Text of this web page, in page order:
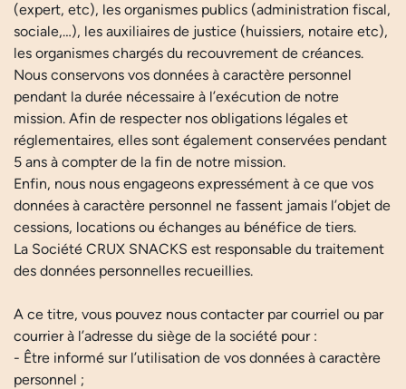
(expert, etc), les organismes publics (administration fiscal,
sociale,…), les auxiliaires de justice (huissiers, notaire etc),
les organismes chargés du recouvrement de créances.
Nous conservons vos données à caractère personnel
pendant la durée nécessaire à l’exécution de notre
mission. Afin de respecter nos obligations légales et
réglementaires, elles sont également conservées pendant
5 ans à compter de la fin de notre mission.
Enfin, nous nous engageons expressément à ce que vos
données à caractère personnel ne fassent jamais l’objet de
cessions, locations ou échanges au bénéfice de tiers.
La Société CRUX SNACKS est responsable du traitement
des données personnelles recueillies.
A ce titre, vous pouvez nous contacter par courriel ou par
courrier à l’adresse du siège de la société pour :
- Être informé sur l’utilisation de vos données à caractère
personnel ;